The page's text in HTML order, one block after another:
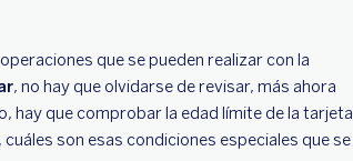
que se pueden realizar con la
, no hay que olvidarse de revisar, más ahora
hay que comprobar la edad límite de la tarjeta
son esas condiciones especiales que se